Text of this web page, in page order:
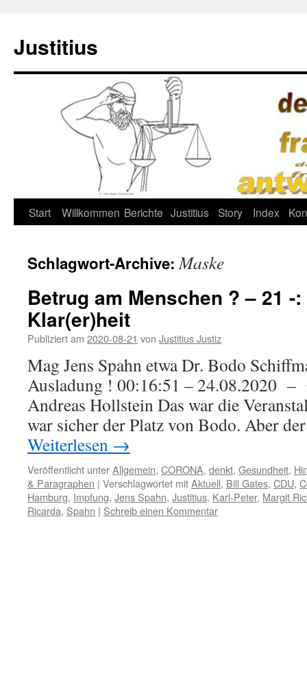
Justitius
Zum
springen
Start Willkommen Berichte Justitius Story Index
Schlagwort-Archive:Maske
Betrug am Menschen ? – 21 -
Klar(er)heit
Publiziert am 2020-08-21 von Justitius Justiz
Mag Jens Spahn etwa Dr. Bodo
Ausladung ! 00:16:51 – 24.08.2020
Andreas Hollstein Das war die
war sicher der Platz von Bodo. Aber
Weiterlesen →
Veröffentlicht unterAllgemein, CORONA, denkt, Gesundheit,
& Paragraphen | Verschlagwortet mitAktuell, Bill Gates, CDU,
Hamburg, Impfung, Jens Spahn, Justitius, Karl-Peter, Margit
Ricarda, Spahn | Schreib einen Kommentar